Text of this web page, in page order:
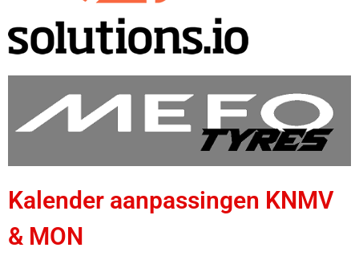
Kalender aanpassingen KNMV
& MON